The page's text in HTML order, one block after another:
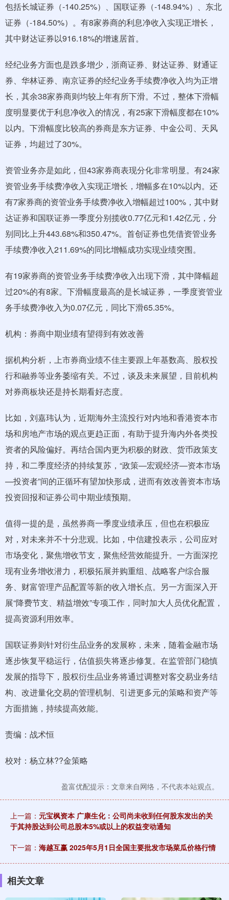
包括长城证券（-140.25%）、国联证券（-148.94%）、东北
证券（-184.50%）。有8家券商的利息净收入实现正增长，
其中财达证券以916.18%的增速居首。
经纪业务方面也是跌多增少，浙商证券、财达证券、财通证
券、华林证券、南京证券的经纪业务手续费净收入均为正增
长，其余38家券商则均较上年有所下滑。不过，整体下滑幅
度明显要优于利息净收入的情况，有25家下滑幅度都在10%
以内。下滑幅度比较高的券商是东方证券、中金公司、天风
证券，均超过了30%。
资管业务亦是如此，但43家券商表现分化非常明显。有24家
资管业务手续费净收入实现正增长，增幅多在10%以内。还
有7家券商的资管业务手续费净收入增幅超过100%，其中财
达证券和国联证券一季度分别揽收0.77亿元和1.42亿元，分
别同比上升443.68%和350.47%。首创证券也凭借资管业务
手续费净收入211.69%的同比增幅成功实现业绩突围。
有19家券商的资管业务手续费净收入出现下滑，其中降幅超
过20%的有8家。下滑幅度最高的是长城证券，一季度资管业
务手续费净收入为0.07亿元，同比下滑65.35%。
机构：券商中期业绩有望得到有效改善
据机构分析，上市券商业绩不佳主要跟上年基数高、股权投
行和融券等业务萎缩有关。不过，谈及未来展望，目前机构
对券商板块还是持长期看好态度。
比如，刘嘉玮认为，近期海外主流投行对内地和香港资本市
场和房地产市场的观点更趋正面，有助于提升海内外各类投
资者的风险偏好。再结合国内更为积极的财政、货币政策支
持，和二季度经济的持续复苏，“政策—宏观经济—资本市场
—投资者”间的正循环有望加快形成，进而有效改善资本市场
投资回报和证券公司中期业绩预期。
值得一提的是，虽然券商一季度业绩承压，但也在积极应
对，对未来并不十分悲观。比如，中信建投表示，公司应对
市场变化，聚焦增收节支，聚焦经营效能提升。一方面深挖
现有业务增收潜力，积极拓展并购重组、战略客户综合服
务、财富管理产品配置等新的收入增长点。另一方面深入开
展“降费节支、精益增效”专项工作，同时加大人员优化配置，
提高资源利用效率。
国联证券则针对衍生品业务的发展称，未来，随着金融市场
逐步恢复平稳运行，估值损失将逐步修复。在监管部门稳慎
发展的指导下，股权衍生品业务将通过调整对客交易业务结
构、改进量化交易的管理机制、引进更多元的策略和资产等
方面措施，持续提高效能。
责编：战术恒
校对：杨立林??金策略
盈富优配提示：文章来自网络，不代表本站观点。
上一篇： 元宝枫资本 广康生化：公司尚未收到任何股东发出的关
于其持股达到公司总股本5%或以上的权益变动通知
下一篇： 海越互赢 2025年5月1日全国主要批发市场菜瓜价格行情
相关文章